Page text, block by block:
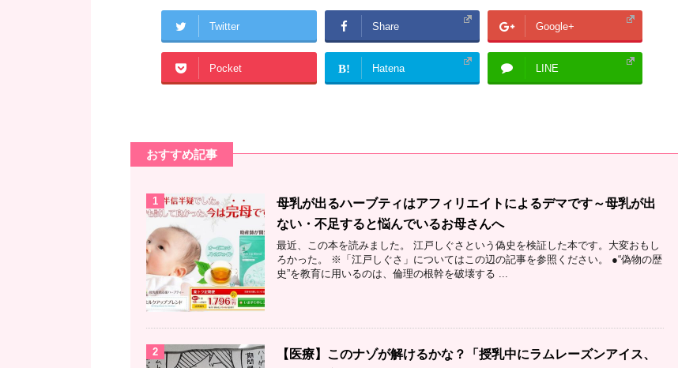
Twitter Share Google+
Pocket B! Hatena LINE
おすすめ記事
1
母乳が出るハーブティはアフィリエイトによるデマです～母乳が出
ない・不足すると悩んでいるお母さんへ
最近、この本を読みました。 江戸しぐさという偽史を検証した本です。大変おもし
ろかった。 ※「江戸しぐさ」についてはこの辺の記事を参照ください。 ●“偽物の歴
史”を教育に用いるのは、倫理の根幹を破壊する ...
2
【医療】このナゾが解けるかな？「授乳中にラムレーズンアイス、